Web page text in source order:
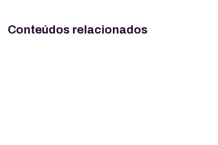
Conteúdos relacionados